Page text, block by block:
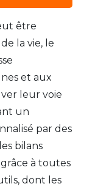
être
la vie, le
et aux
leur voie
un
par des
bilans
à toutes
dont les